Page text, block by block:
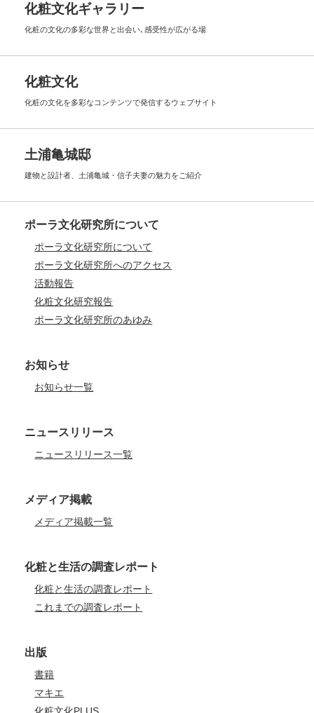
化粧文化ギャラリー
化粧の文化の多彩な世界と出会い､ 感受性が広がる場
化粧文化
化粧の文化を多彩なコンテンツで発信するウェブサイト
土浦亀城邸
建物と設計者、土浦亀城・信子夫妻の魅力をご紹介
ポーラ文化研究所について
ポーラ文化研究所について
ポーラ文化研究所へのアクセス
活動報告
化粧文化研究報告
ポーラ文化研究所のあゆみ
お知らせ
お知らせ一覧
ニュースリリース
ニュースリリース一覧
メディア掲載
メディア掲載一覧
化粧と生活の調査レポート
化粧と生活の調査レポート
これまでの調査レポート
出版
書籍
マキエ
化粧文化PLUS